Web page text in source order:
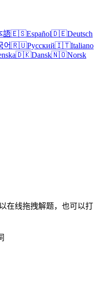
語🇪🇸Español🇩🇪Deutsch
어🇷🇺Русский🇮🇹Italiano
🇩🇰Dansk🇳🇴Norsk
在线拖拽解题，也可以打